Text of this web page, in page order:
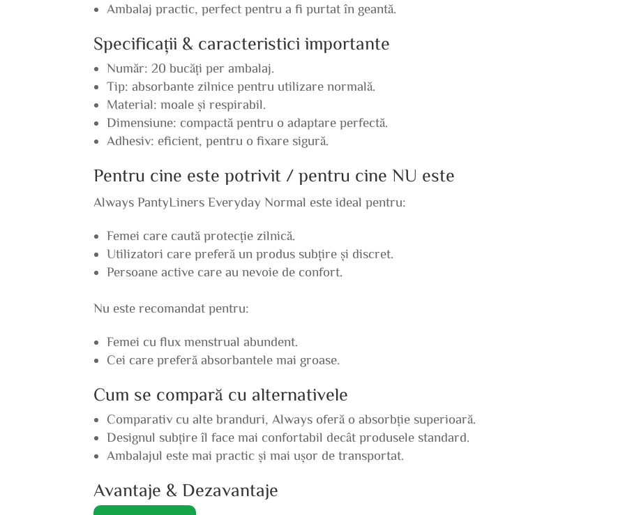
Ambalaj practic, perfect pentru a fi purtat în geantă.
Specificații & caracteristici importante
Număr: 20 bucăți per ambalaj.
Tip: absorbante zilnice pentru utilizare normală.
Material: moale și respirabil.
Dimensiune: compactă pentru o adaptare perfectă.
Adhesiv: eficient, pentru o fixare sigură.
Pentru cine este potrivit / pentru cine NU este
Always PantyLiners Everyday Normal este ideal pentru:
Femei care caută protecție zilnică.
Utilizatori care preferă un produs subțire și discret.
Persoane active care au nevoie de confort.
Nu este recomandat pentru:
Femei cu flux menstrual abundent.
Cei care preferă absorbantele mai groase.
Cum se compară cu alternativele
Comparativ cu alte branduri, Always oferă o absorbție superioară.
Designul subțire îl face mai confortabil decât produsele standard.
Ambalajul este mai practic și mai ușor de transportat.
Avantaje & Dezavantaje